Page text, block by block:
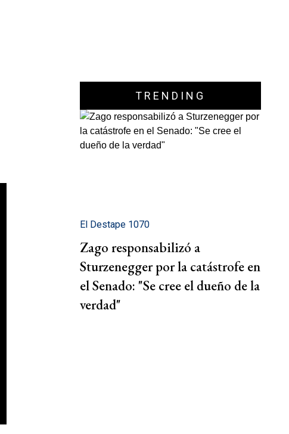
TRENDING
El Destape 1070
Zago responsabilizó a
Sturzenegger por la catástrofe en
el Senado: "Se cree el dueño de la
verdad"